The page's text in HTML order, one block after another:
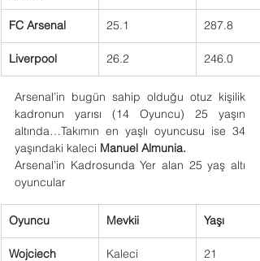
FC Arsenal 25.1 287.8
Liverpool 26.2 246.0
Arsenal’in bugün sahip olduğu otuz kişilik
kadronun yarısı (14 Oyuncu) 25 yaşın
altında…Takımın en yaşlı oyuncusu ise 34
yaşındaki kaleci Manuel Almunia.
Arsenal’in Kadrosunda Yer alan 25 yaş altı
oyuncular
Oyuncu Mevkii Yaşı
Wojciech
Kaleci 21